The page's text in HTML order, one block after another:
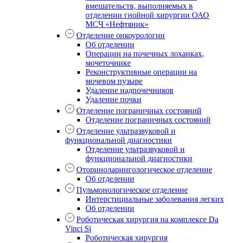
вмешательств, выполняемых в
отделении гнойной хирургии ОАО
МСЧ «Нефтяник»
Отделение онкоурологии
Об отделении
Операции на почечных лоханках,
мочеточнике
Реконструктивные операции на
мочевом пузыре
Удаление надпочечников
Удаление почки
Отделение пограничных состояний
Отделение пограничных состояний
Отделение ультразвуковой и
функциональной диагностики
Отделение ультразвуковой и
функциональной диагностики
Оториноларингологическое отделение
Об отделении
Пульмонологическое отделение
Интерстициальные заболевания легких
Об отделении
Роботическая хирургия на комплексе Da
Vinci Si
Роботическая хирургия